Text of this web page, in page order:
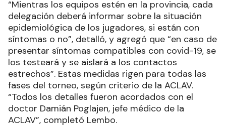
“Mientras los equipos estén en la provincia, cada
delegación deberá informar sobre la situación
epidemiológica de los jugadores, si están con
síntomas o no”, detalló, y agregó que “en caso de
presentar síntomas compatibles con covid-19, se
los testeará y se aislará a los contactos
estrechos”. Estas medidas rigen para todas las
fases del torneo, según criterio de la ACLAV.
“Todos los detalles fueron acordados con el
doctor Damián Poglajen, jefe médico de la
ACLAV”, completó Lembo.